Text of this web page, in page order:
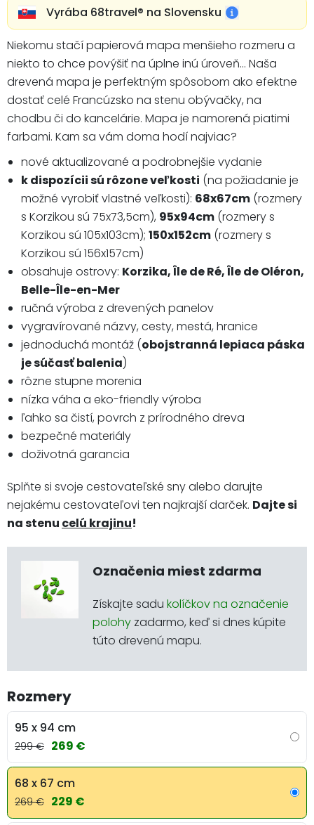
Vyrába 68travel®️ na Slovensku
Niekomu stačí papierová mapa menšieho rozmeru a
niekto to chce povýšiť na úplne inú úroveň... Naša
drevená mapa je perfektným spôsobom ako efektne
dostať celé Francúzsko na stenu obývačky, na
chodbu či do kancelárie. Mapa je namorená piatimi
farbami. Kam sa vám doma hodí najviac?
nové aktualizované a podrobnejšie vydanie
k dispozícii sú rôzone veľkosti (na požiadanie je
možné vyrobiť vlastné veľkosti): 68x67cm (rozmery
s Korzikou sú 75x73,5cm), 95x94cm (rozmery s
Korzikou sú 105x103cm); 150x152cm (rozmery s
Korzikou sú 156x157cm)
obsahuje ostrovy: Korzika, Île de Ré, Île de Oléron,
Belle-Île-en-Mer
ručná výroba z drevených panelov
vygravírované názvy, cesty, mestá, hranice
jednoduchá montáž (obojstranná lepiaca páska
je súčasť balenia)
rôzne stupne morenia
nízka váha a eko-friendly výroba
ľahko sa čistí, povrch z prírodného dreva
bezpečné materiály
doživotná garancia
Splňte si svoje cestovateľské sny alebo darujte
nejakému cestovateľovi ten najkrajší darček. Dajte si
na stenu celú krajinu!
Označenia miest zdarma
Získajte sadu kolíčkov na označenie
polohy zadarmo, keď si dnes kúpite
túto drevenú mapu.
Rozmery
95 x 94 cm
299 € 269 €
68 x 67 cm
269 € 229 €